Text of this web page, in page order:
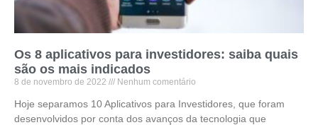
Os 8 aplicativos para investidores: saiba quais
são os mais indicados
8 de novembro de 2022 Nenhum comentário
Hoje separamos 10 Aplicativos para Investidores, que foram
desenvolvidos por conta dos avanços da tecnologia que